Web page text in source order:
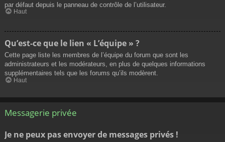
par défaut depuis le panneau de contrôle de l’utilisateur.
Haut
Qu’est-ce que le lien « L’équipe » ?
Cette page liste les membres de l’équipe du forum que sont les
administrateurs et les modérateurs, en plus de quelques informations
supplémentaires tels que les forums qu’ils modèrent.
Haut
Messagerie privée
Je ne peux pas envoyer de messages privés !